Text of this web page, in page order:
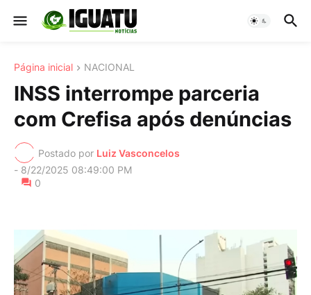
Página inicial NACIONAL
INSS interrompe parceria
com Crefisa após denúncias
Postado por Luiz Vasconcelos
- 8/22/2025 08:49:00 PM
0